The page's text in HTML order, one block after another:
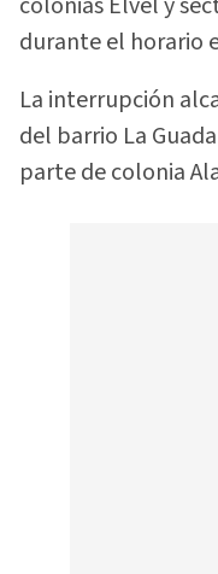
durante el horario
La interrupción
del barrio La
parte de colonia